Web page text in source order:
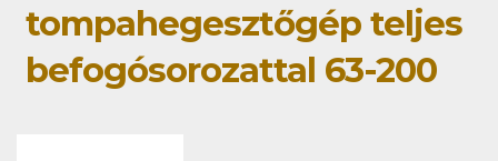
tompahegesztőgép teljes
befogósorozattal 63-200